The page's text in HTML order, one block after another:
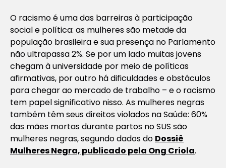
O racismo é uma das barreiras à participação
social e política: as mulheres são metade da
população brasileira e sua presença no Parlamento
não ultrapassa 2%. Se por um lado muitas jovens
chegam à universidade por meio de políticas
afirmativas, por outro há dificuldades e obstáculos
para chegar ao mercado de trabalho – e o racismo
tem papel significativo nisso. As mulheres negras
também têm seus direitos violados na Saúde: 60%
das mães mortas durante partos no SUS são
mulheres negras, segundo dados do Dossiê
Mulheres Negra, publicado pela Ong Criola.